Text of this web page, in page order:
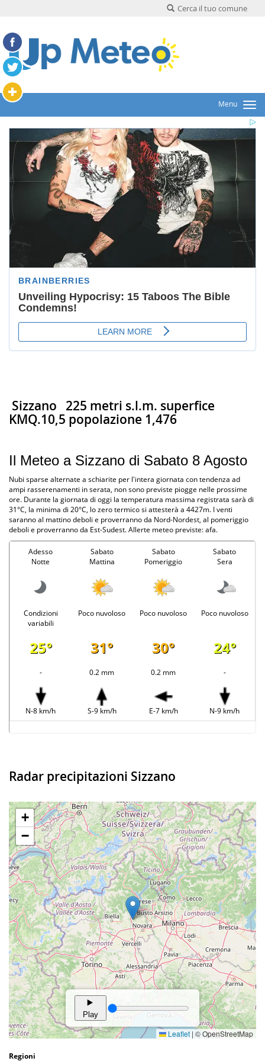
Cerca il tuo comune
Menu
Sizzano 225 metri s.l.m. superfice
KMQ.10,5 popolazione 1,476
Il Meteo a Sizzano di Sabato 8 Agosto
Nubi sparse alternate a schiarite per l'intera giornata con tendenza ad
ampi rasserenamenti in serata, non sono previste piogge nelle prossime
ore. Durante la giornata di oggi la temperatura massima registrata sarà di
31°C, la minima di 20°C, lo zero termico si attesterà a 4427m. I venti
saranno al mattino deboli e proverranno da Nord-Nordest, al pomeriggio
deboli e proverranno da Est-Sudest. Allerte meteo previste: afa.
Adesso
Notte
Sabato
Mattina
Sabato
Pomeriggio
Sabato
Sera
Condizioni
variabili
Poco nuvoloso Poco nuvoloso Poco nuvoloso
25° 31° 30° 24°
- 0.2 mm 0.2 mm -
N-8 km/h S-9 km/h E-7 km/h N-9 km/h
Radar precipitazioni Sizzano
Regioni